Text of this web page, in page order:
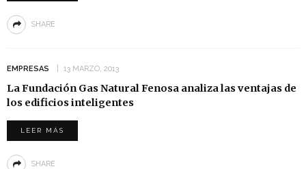
SHARE
EMPRESAS 13 MARZO, 2013
La Fundación Gas Natural Fenosa analiza las ventajas de
los edificios inteligentes
LEER MÁS
SHARE